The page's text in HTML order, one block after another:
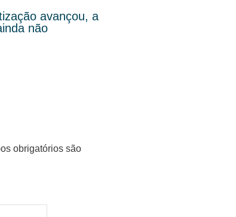
avançou, a
não
obrigatórios são